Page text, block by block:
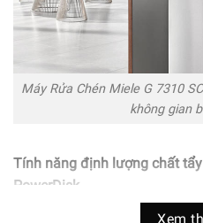
Máy Rửa Chén Miele G 7310
không gian
Tính năng định lượng chất
PowerDisk
Máy Rửa Chén Miele G 7310
Xem